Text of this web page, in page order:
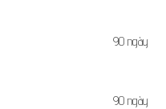
90 ngày
90 ngày